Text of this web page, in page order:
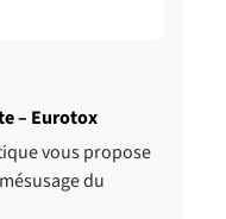
– Eurotox
vous propose
du